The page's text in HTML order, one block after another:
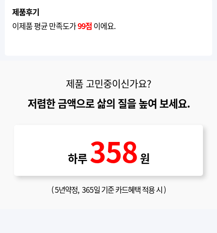
제품후기
이제품 평균 만족도가99점 이에요.
제품 고민중이신가요?
저렴한 금액으로 삶의 질을 높여 보세요.
하루358 원
(5년약정, 365일 기준 카드혜택 적용 시 )